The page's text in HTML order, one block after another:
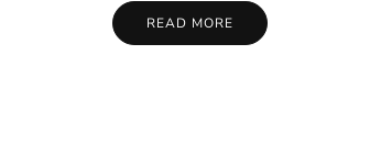
READ MORE